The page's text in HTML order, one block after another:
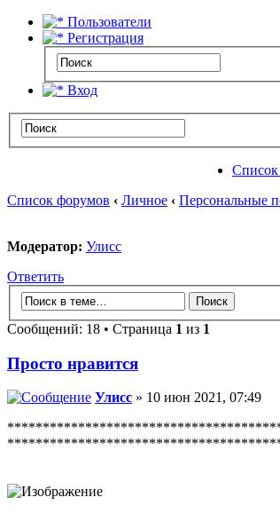
Пользователи
Регистрация
Вход
Список форумов ‹ Личное ‹ Персональные
Модератор: Улисс
Ответить
Сообщений: 18 • Страница 1 из 1
Просто нравится
Улисс » 10 июн 2021, 07:49